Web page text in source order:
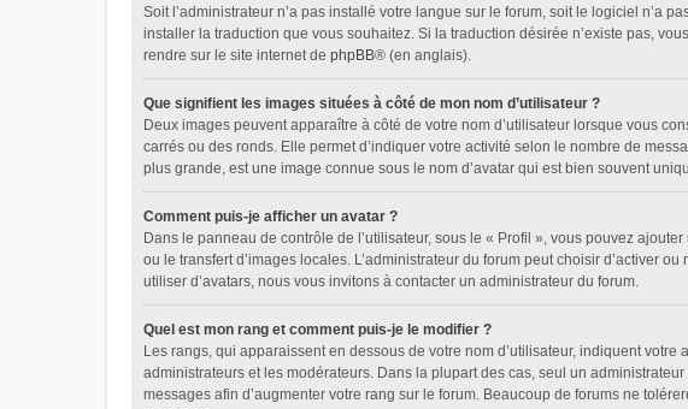
Soit l’administrateur n’a pas installé votre langue sur le forum, soit le logiciel n’a
installer la traduction que vous souhaitez. Si la traduction désirée n’existe pas,
rendre sur le site internet de phpBB® (en anglais).
Que signifient les images situées à côté de mon nom d’utilisateur ?
Deux images peuvent apparaître à côté de votre nom d’utilisateur lorsque vous
carrés ou des ronds. Elle permet d’indiquer votre activité selon le nombre de
plus grande, est une image connue sous le nom d’avatar qui est bien souvent
Comment puis-je afficher un avatar ?
Dans le panneau de contrôle de l’utilisateur, sous le « Profil », vous pouvez
ou le transfert d’images locales. L’administrateur du forum peut choisir d’activer
utiliser d’avatars, nous vous invitons à contacter un administrateur du forum.
Quel est mon rang et comment puis-je le modifier ?
Les rangs, qui apparaissent en dessous de votre nom d’utilisateur, indiquent
administrateurs et les modérateurs. Dans la plupart des cas, seul un
messages afin d’augmenter votre rang sur le forum. Beaucoup de forums ne